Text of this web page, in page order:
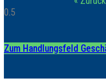
Zum Handlungsfeld